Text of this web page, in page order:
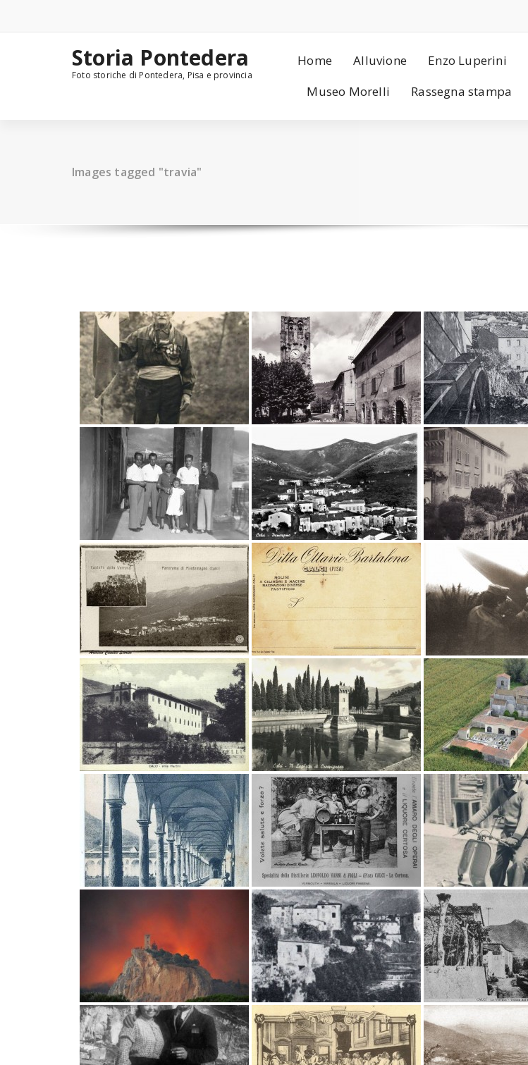
content
Storia Pontedera
Foto storiche di Pontedera, Pisa e provincia
Home Alluvione Enzo Luperini
Museo Morelli
Rassegna stampa
Images tagged "travia"